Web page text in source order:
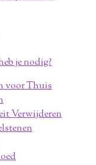
je nodig?
voor Thuis
Verwijderen